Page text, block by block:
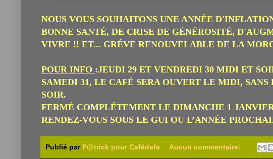
NOUS VOUS SOUHAITONS UNE ANNÉE
BONNE SANTÉ, DE CRISE DE GÉNÉROSITÉ,
VIVRE !! ET... GRÉVE RENOUVELABLE DE LA
POUR INFO :JEUDI 29 ET VENDREDI 30 MIDI ET
SAMEDI 31, LE CAFÉ SERA OUVERT LE MIDI,
SOIR.
FERMÉ COMPLÉTEMENT LE DIMANCHE 1
RENDEZ-VOUS SOUS LE GUI OU L’ANNÉE
Publié par P@trick pour Cafédefa Aucun commentaire: